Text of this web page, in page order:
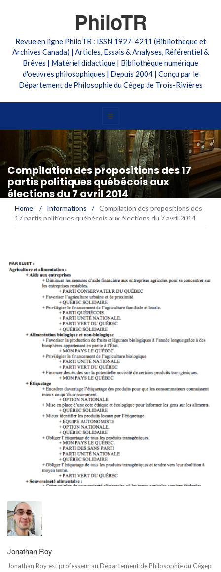
PhiloTR
Revue en ligne PhiloTR : ISSN 1927-4211 (Bibliothèque et
Archives Canada) | Articles, Essais & Analyses, Référentiel &
Brèves | Matériel didactique | Bibliothèque numérique
d'oeuvres philosophiques | Depuis 2004 | Conçu par le
Département de Philosophie du Cégep de Trois-Rivières
Compilation des propositions des 17
partis politiques québécois aux
élections du 7 avril 2014
Home / Informations / Compilation des propositions des
17 partis politiques québécois aux élections du 7 avril 2014
Jonathan Roy
Jonathan Roy estprofesseur au Département de Philosophie du Cégep